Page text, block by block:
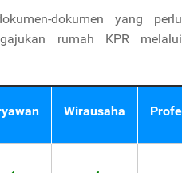
dokumen yang perlu
rumah KPR melalui
Wirausaha